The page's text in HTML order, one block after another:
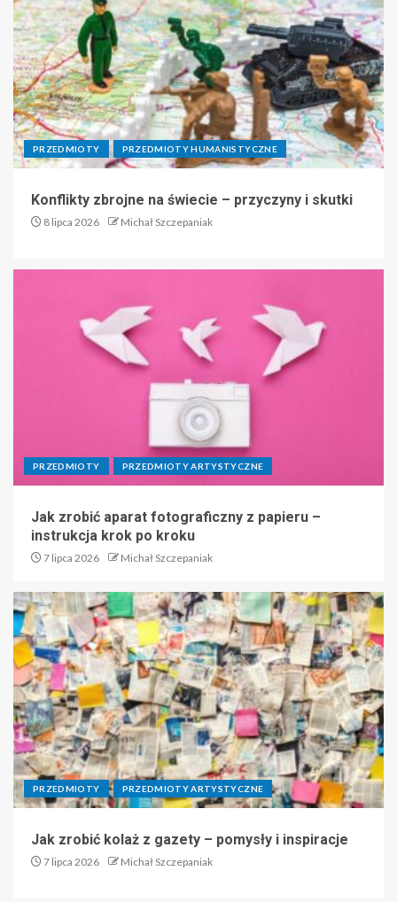
PRZEDMIOTY PRZEDMIOTY HUMANISTYCZNE
Konflikty zbrojne na świecie – przyczyny i skutki
8 lipca 2026 Michał Szczepaniak
PRZEDMIOTY PRZEDMIOTY ARTYSTYCZNE
Jak zrobić aparat fotograficzny z papieru –
instrukcja krok po kroku
7 lipca 2026 Michał Szczepaniak
PRZEDMIOTY PRZEDMIOTY ARTYSTYCZNE
Jak zrobić kolaż z gazety – pomysły i inspiracje
7 lipca 2026 Michał Szczepaniak